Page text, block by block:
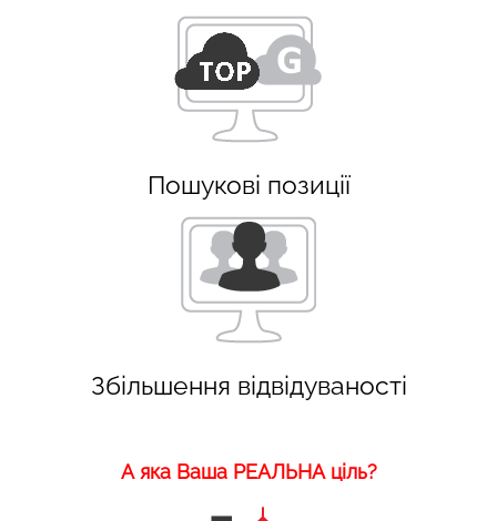
Пошукові позиції
Збільшення відвідуваності
А яка Ваша РЕАЛЬНА ціль?